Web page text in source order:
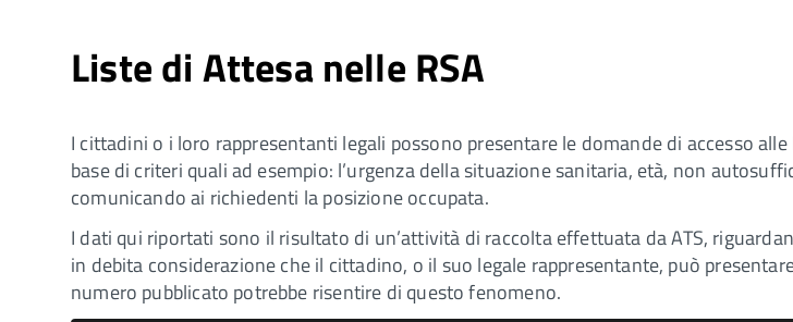
Liste di Attesa nelle RSA
I cittadini o i loro rappresentanti legali possono presentare le domande di accesso
base di criteri quali ad esempio: l’urgenza della situazione sanitaria, età, non
comunicando ai richiedenti la posizione occupata.
I dati qui riportati sono il risultato di un’attività di raccolta effettuata da ATS,
in debita considerazione che il cittadino, o il suo legale rappresentante, può
numero pubblicato potrebbe risentire di questo fenomeno.